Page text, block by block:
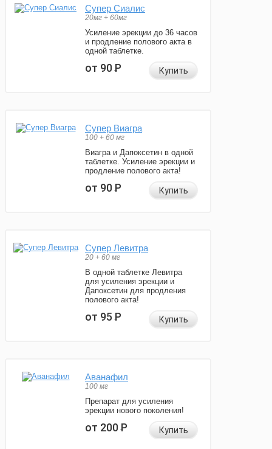
Супер Сиалис
20мг + 60мг
Усиление эрекции до 36 часов
и продление полового акта в
одной таблетке.
от 90Р Купить
Супер Виагра
100 + 60 мг
Виагра и Дапоксетин в одной
таблетке. Усиление эрекции и
продление полового акта!
от 90Р Купить
Супер Левитра
20 + 60 мг
В одной таблетке Левитра
для усиления эрекции и
Дапоксетин для продления
полового акта!
от 95Р Купить
Аванафил
100 мг
Препарат для усиления
эрекции нового поколения!
от 200Р Купить